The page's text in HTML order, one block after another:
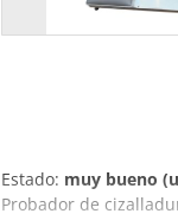
Estado: muy bueno
Probador de